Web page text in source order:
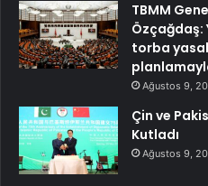
TBMM
Özçağdaş:
torba
Ağustos 9,
Çin ve
Kutladı
Ağustos 9,